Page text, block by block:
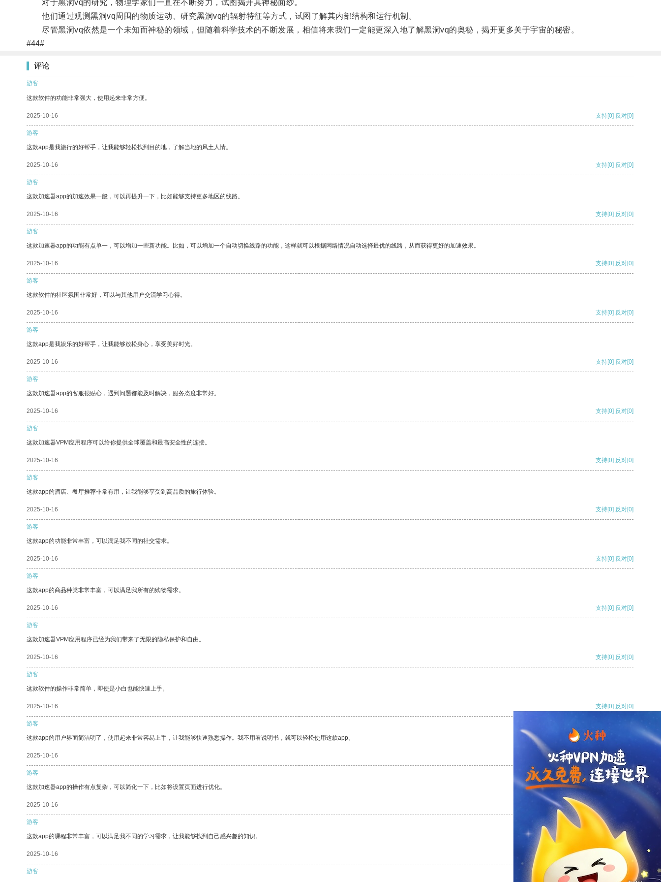
对于黑洞vq的研究，物理学家们一直在不断努力，试图揭开其神秘面纱。
他们通过观测黑洞vq周围的物质运动、研究黑洞vq的辐射特征等方式，试图了解其内部结构和运行机制。
尽管黑洞vq依然是一个未知而神秘的领域，但随着科学技术的不断发展，相信将来我们一定能更深入地了解黑洞vq的奥秘，揭开更多关于宇宙的秘密。
#44#
评论
游客
这款软件的功能非常强大，使用起来非常方便。
2025-10-16 支持[0] 反对[0]
游客
这款app是我旅行的好帮手，让我能够轻松找到目的地，了解当地的风土人情。
2025-10-16 支持[0] 反对[0]
游客
这款加速器app的加速效果一般，可以再提升一下，比如能够支持更多地区的线路。
2025-10-16 支持[0] 反对[0]
游客
这款加速器app的功能有点单一，可以增加一些新功能。比如，可以增加一个自动切换线路的功能，这样就可以根据网络情况自动选择最优的线路，从而获得更好的加速效果。
2025-10-16 支持[0] 反对[0]
游客
这款软件的社区氛围非常好，可以与其他用户交流学习心得。
2025-10-16 支持[0] 反对[0]
游客
这款app是我娱乐的好帮手，让我能够放松身心，享受美好时光。
2025-10-16 支持[0] 反对[0]
游客
这款加速器app的客服很贴心，遇到问题都能及时解决，服务态度非常好。
2025-10-16 支持[0] 反对[0]
游客
这款加速器VPM应用程序可以给你提供全球覆盖和最高安全性的连接。
2025-10-16 支持[0] 反对[0]
游客
这款app的酒店、餐厅推荐非常有用，让我能够享受到高品质的旅行体验。
2025-10-16 支持[0] 反对[0]
游客
这款app的功能非常丰富，可以满足我不同的社交需求。
2025-10-16 支持[0] 反对[0]
游客
这款app的商品种类非常丰富，可以满足我所有的购物需求。
2025-10-16 支持[0] 反对[0]
游客
这款加速器VPM应用程序已经为我们带来了无限的隐私保护和自由。
2025-10-16 支持[0] 反对[0]
游客
这款软件的操作非常简单，即使是小白也能快速上手。
2025-10-16 支持[0] 反对[0]
游客
这款app的用户界面简洁明了，使用起来非常容易上手，让我能够快速熟悉操作。我不用看说明书，就可以轻松使用这款app。
2025-10-16 支持[0] 反对
游客
这款加速器app的操作有点复杂，可以简化一下，比如将设置页面进行优化。
2025-10-16 支持
游客
这款app的课程非常丰富，可以满足我不同的学习需求，让我能够找到自己感兴趣的知识。
2025-10-16 反对 [0]
游客